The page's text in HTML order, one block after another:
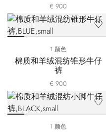
€ 900
1 颜色
棉质和羊绒混纺锥形牛仔
裤
€ 900
1 颜色